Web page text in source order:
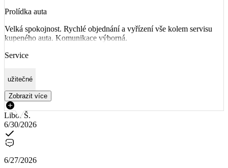
Prolídka auta
Velká spokojnost. Rychlé objednání a vyřízení vše kolem servisu
kupeného auta. Komunikace výborná.
Service
užitečné
Zobrazit více
Libor Š.
6/30/2026
6/27/2026